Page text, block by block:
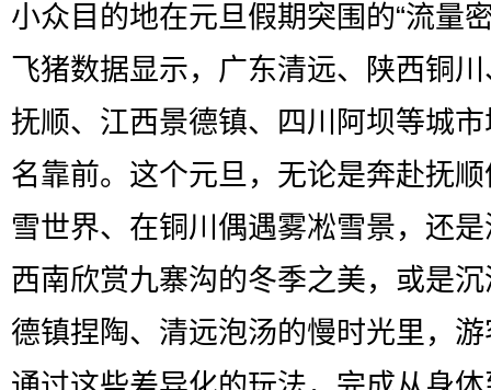
小众目的地在元旦假期突围的“流量
飞猪数据显示，广东清远、陕西铜
抚顺、江西景德镇、四川阿坝等城
名靠前。这个元旦，无论是奔赴抚
雪世界、在铜川偶遇雾凇雪景，还
西南欣赏九寨沟的冬季之美，或是
德镇捏陶、清远泡汤的慢时光里，